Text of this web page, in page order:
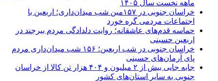
ماهه نخست سال ۱۴۰۵
خراسان جنوبی در ۱۵۷مین شب میدان‌داری؛ اربعین با
اجتماعات مردمی گره خورد
حماسه قدم‌های عاشقانه؛ روایت دلدادگی مردم بیرجند در
اربعین حسینی
خراسان جنوبی در شب اربعین؛ ۱۵۶ شب میدان‌داری مردم
پای آرمان‌های حسینی
جابه جایی بیش از ۲ میلیون و ۴۰۴ هزار تن کالا از خراسان
جنوبی به سایر استان‌های کشور